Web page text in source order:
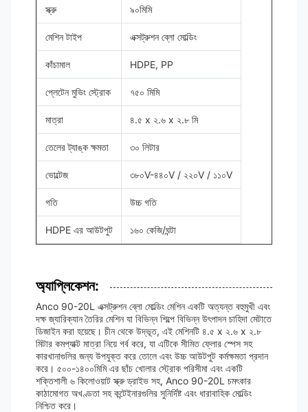
স্ক্রু ৯০মিমি
মেশিন টাইপ এক্সট্রুশন ব্লো মোল্ডিং
কাঁচামাল HDPE, PP
প্লেটেন মুভিং স্ট্রোক ৭৫০ মিমি
মাত্রা ৪.৫ x ২.৬ x ২.৮ মি
তেলের ট্যাঙ্ক ক্ষমতা ৩০ লিটার
ভোল্টেজ ৩৮০V-৪৪০V / ২২০V / ১১০V
গতি উচ্চ গতি
HDPE এর আউটপুট ১৬০ কেজি/ঘন্টা
অ্যাপ্লিকেশন:
Anco 90-20L এক্সট্রুশন ব্লো মোল্ডিং মেশিন একটি অত্যন্ত বহুমুখী এবং
দক্ষ জ্যারিক্যান তৈরির মেশিন যা বিভিন্ন শিল্পে বিভিন্ন উৎপাদন চাহিদা মেটাতে
ডিজাইন করা হয়েছে। চীন থেকে উদ্ভূত, এই মেশিনটি ৪.৫ x ২.৬ x ২.৮
মিটার কমপ্যাক্ট মাত্রা নিয়ে গর্ব করে, যা এটিকে সীমিত ফ্লোর স্পেস সহ
কারখানাগুলির জন্য উপযুক্ত করে তোলে এবং উচ্চ আউটপুট কর্মক্ষমতা প্রদান
করে। ৫০০-১৪০০মিমি এর ছাঁচ খোলার স্ট্রোক পরিসীমা এবং একটি
শক্তিশালী ৬ কিলোওয়াট স্ক্রু ড্রাইভ সহ, Anco 90-20L চমৎকার
কাঠামোগত অখণ্ডতা সহ কন্টেইনারগুলির সুনির্দিষ্ট এবং ধারাবাহিক মোল্ডিং
নিশ্চিত করে।